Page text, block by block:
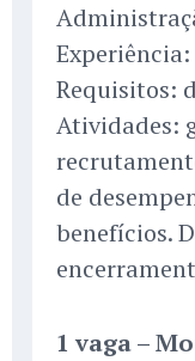
Experiência:
Requisitos:
Atividades:
de
benefícios.
1 vaga –